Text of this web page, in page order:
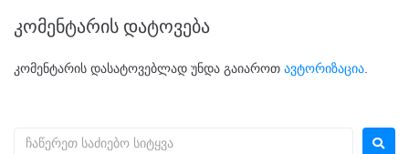
კომენტარის დატოვება
კომენტარის დასატოვებლად უნდა გაიაროთ ავტორიზაცია